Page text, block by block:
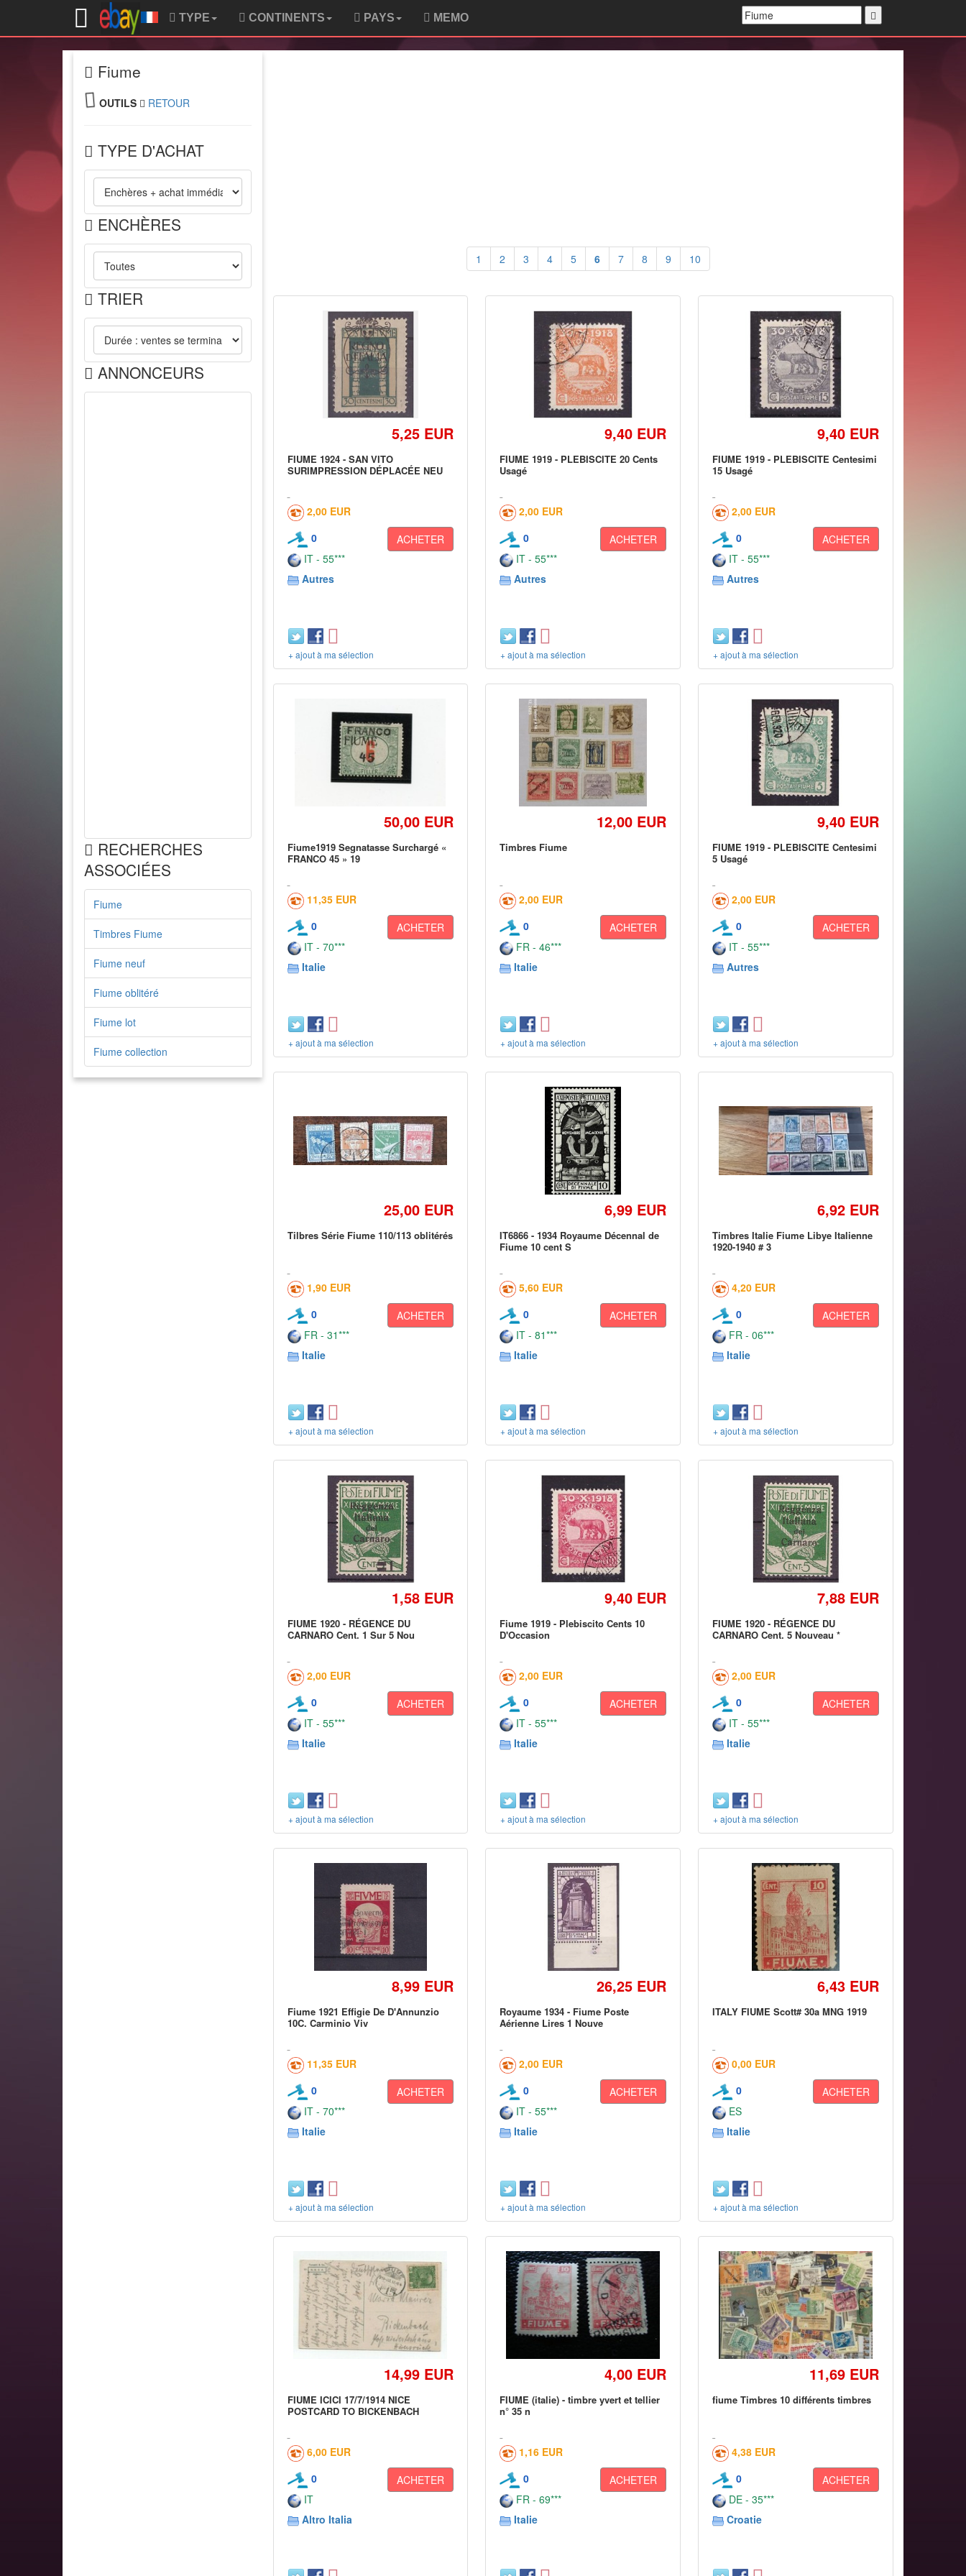
TYPE CONTINENTS PAYS MEMO
Fiume
OUTILS RETOUR
TYPE D'ACHAT
ENCHÈRES
TRIER
ANNONCEURS
RECHERCHES
ASSOCIÉES
Fiume
Timbres Fiume
Fiume neuf
Fiume oblitéré
Fiume lot
Fiume collection
1 2 3 4 5 6 7 8 9 10
5,25 EUR
FIUME 1924 - SAN VITO
SURIMPRESSION DÉPLACÉE NEU
2,00 EUR
0
ACHETER
IT - 55***
Autres
+ ajout à ma sélection
9,40 EUR
FIUME 1919 - PLEBISCITE 20 Cents
Usagé
2,00 EUR
0
ACHETER
IT - 55***
Autres
+ ajout à ma sélection
9,40 EUR
FIUME 1919 - PLEBISCITE Centesimi
15 Usagé
2,00 EUR
0
ACHETER
IT - 55***
Autres
+ ajout à ma sélection
50,00 EUR
Fiume1919 Segnatasse Surchargé «
FRANCO 45 » 19
11,35 EUR
0
ACHETER
IT - 70***
Italie
+ ajout à ma sélection
12,00 EUR
Timbres Fiume
2,00 EUR
0
ACHETER
FR - 46***
Italie
+ ajout à ma sélection
9,40 EUR
FIUME 1919 - PLEBISCITE Centesimi
5 Usagé
2,00 EUR
0
ACHETER
IT - 55***
Autres
+ ajout à ma sélection
25,00 EUR
Tilbres Série Fiume 110/113 oblitérés
1,90 EUR
0
ACHETER
FR - 31***
Italie
+ ajout à ma sélection
6,99 EUR
IT6866 - 1934 Royaume Décennal de
Fiume 10 cent S
5,60 EUR
0
ACHETER
IT - 81***
Italie
+ ajout à ma sélection
6,92 EUR
Timbres Italie Fiume Libye Italienne
1920-1940 # 3
4,20 EUR
0
ACHETER
FR - 06***
Italie
+ ajout à ma sélection
1,58 EUR
FIUME 1920 - RÉGENCE DU
CARNARO Cent. 1 Sur 5 Nou
2,00 EUR
0
ACHETER
IT - 55***
Italie
+ ajout à ma sélection
9,40 EUR
Fiume 1919 - Plebiscito Cents 10
D'Occasion
2,00 EUR
0
ACHETER
IT - 55***
Italie
+ ajout à ma sélection
7,88 EUR
FIUME 1920 - RÉGENCE DU
CARNARO Cent. 5 Nouveau *
2,00 EUR
0
ACHETER
IT - 55***
Italie
+ ajout à ma sélection
8,99 EUR
Fiume 1921 Effigie De D'Annunzio
10C. Carminio Viv
11,35 EUR
0
ACHETER
IT - 70***
Italie
+ ajout à ma sélection
26,25 EUR
Royaume 1934 - Fiume Poste
Aérienne Lires 1 Nouve
2,00 EUR
0
ACHETER
IT - 55***
Italie
+ ajout à ma sélection
6,43 EUR
ITALY FIUME Scott# 30a MNG 1919
0,00 EUR
0
ACHETER
ES
Italie
+ ajout à ma sélection
14,99 EUR
FIUME ICICI 17/7/1914 NICE
POSTCARD TO BICKENBACH
6,00 EUR
0
ACHETER
IT
Altro Italia
4,00 EUR
FIUME (italie) - timbre yvert et tellier
n° 35 n
1,16 EUR
0
ACHETER
FR - 69***
Italie
11,69 EUR
fiume Timbres 10 différents timbres
4,38 EUR
0
ACHETER
DE - 35***
Croatie